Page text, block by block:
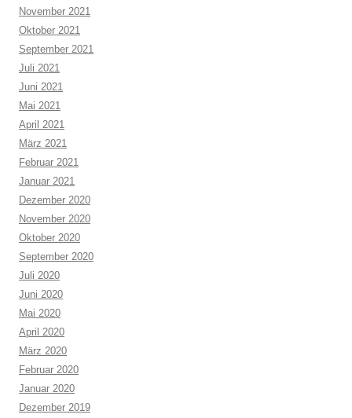
November 2021
Oktober 2021
September 2021
Juli 2021
Juni 2021
Mai 2021
April 2021
März 2021
Februar 2021
Januar 2021
Dezember 2020
November 2020
Oktober 2020
September 2020
Juli 2020
Juni 2020
Mai 2020
April 2020
März 2020
Februar 2020
Januar 2020
Dezember 2019